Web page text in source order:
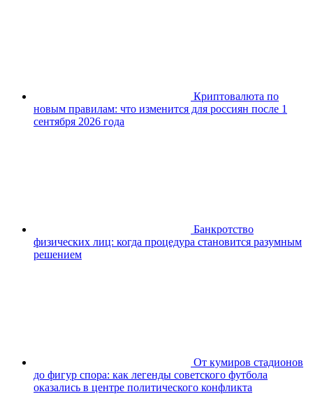
Криптовалюта по
новым правилам: что изменится для россиян после 1
сентября 2026 года
Банкротство
физических лиц: когда процедура становится разумным
решением
От кумиров стадионов
до фигур спора: как легенды советского футбола
оказались в центре политического конфликта